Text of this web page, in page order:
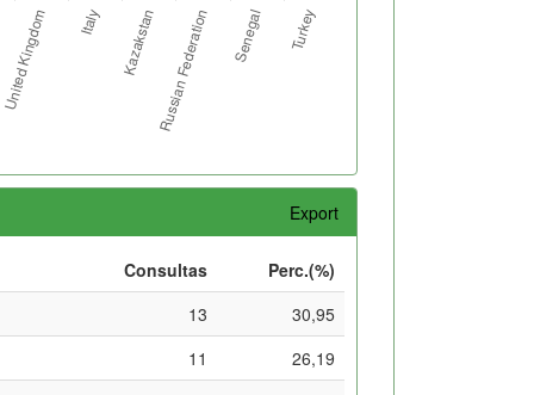
Export
Consultas
Perc.(%)
13
30,95
11
26,19